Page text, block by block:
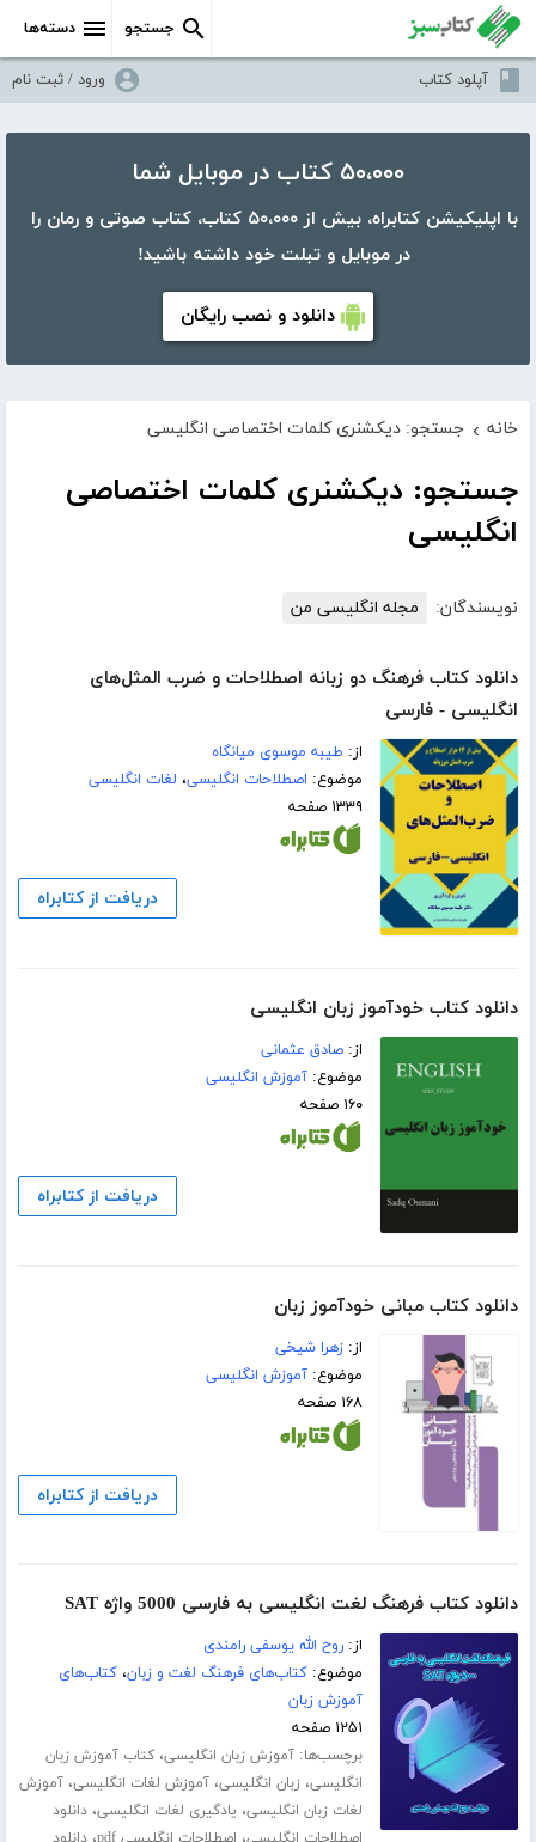
دسته‌ها جستجو
آپلود کتاب ورود / ثبت نام
۵۰،۰۰۰ کتاب در موبایل شما
با اپلیکیشن کتابراه، بیش از ۵۰،۰۰۰ کتاب، کتاب صوتی و رمان را
در موبایل و تبلت خود داشته باشید!
دانلود و نصب رایگان
خانه › جستجو: دیکشنری کلمات اختصاصی انگلیسی
جستجو: دیکشنری کلمات اختصاصی
انگلیسی
نویسندگان: مجله انگلیسی من
دانلود کتاب فرهنگ دو زبانه اصطلاحات و ضرب المثل‌های
انگلیسی - فارسی
از: طیبه موسوی میانگاه
موضوع: اصطلاحات انگلیسی، لغات انگلیسی
۱۳۳۹ صفحه
دریافت از کتابراه
دانلود کتاب خودآموز زبان انگلیسی
از:صادق عثمانی
موضوع:آموزش انگلیسی
۱۶۰ صفحه
دریافت از کتابراه
دانلود کتاب مبانی خودآموز زبان
از:زهرا شیخی
موضوع:آموزش انگلیسی
۱۶۸ صفحه
دریافت از کتابراه
دانلود کتاب فرهنگ لغت انگلیسی به فارسی 5000 واژه SAT
از:روح الله یوسفی رامندی
موضوع:کتاب‌های فرهنگ لغت و زبان،کتاب‌های
آموزش زبان
۱۲۵۱ صفحه
برچسب‌ها:آموزش زبان انگلیسی،کتاب آموزش زبان
انگلیسی، زبان انگلیسی،آموزش لغات انگلیسی،آموزش
لغات زبان انگلیسی، یادگیری لغات انگلیسی،دانلود